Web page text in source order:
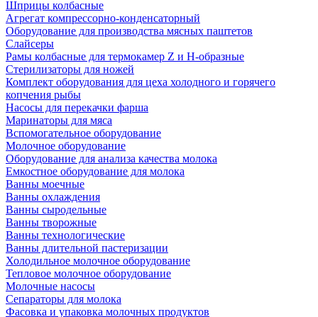
Шприцы колбасные
Агрегат компрессорно-конденсаторный
Оборудование для производства мясных паштетов
Слайсеры
Рамы колбасные для термокамер Z и H-образные
Стерилизаторы для ножей
Комплект оборудования для цеха холодного и горячего
копчения рыбы
Насосы для перекачки фарша
Маринаторы для мяса
Вспомогательное оборудование
Молочное оборудование
Оборудование для анализа качества молока
Емкостное оборудование для молока
Ванны моечные
Ванны охлаждения
Ванны сыродельные
Ванны творожные
Ванны технологические
Ванны длительной пастеризации
Холодильное молочное оборудование
Тепловое молочное оборудование
Молочные насосы
Сепараторы для молока
Фасовка и упаковка молочных продуктов